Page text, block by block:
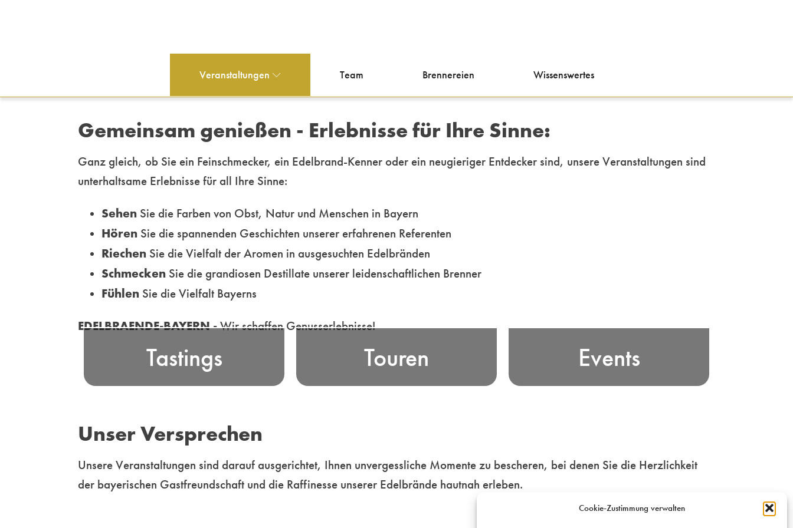
Cookie-Zustimmung verwalten
Veranstaltungen Team Brennereien Wissenswertes
Gemeinsam genießen - Erlebnisse für Ihre Sinne:
Ganz gleich, ob Sie ein Feinschmecker, ein Edelbrand-Kenner oder ein neugieriger Entdecker sind, unsere Veranstaltungen sind
unterhaltsame Erlebnisse für all Ihre Sinne:
Sehen Sie die Farben von Obst, Natur und Menschen in Bayern
Hören Sie die spannenden Geschichten unserer erfahrenen Referenten
Riechen Sie die Vielfalt der Aromen in ausgesuchten Edelbränden
Schmecken Sie die grandiosen Destillate unserer leidenschaftlichen Brenner
Fühlen Sie die Vielfalt Bayerns
EDELBRAENDE-BAYERN -Wir schaffen Genusserlebnisse!
Tastings
Nehmen Sie an unseren
in ausgewählten Locations oder
Mehr
Touren
Erfahren Sie die Essenz bayerischer
unterhaltsamen Genusstouren durch
Mehr
Events
Erleben Sie bayerische Edelbrand-
Kultur und unsere Freude am Feiern
in Bayern! Wir vermitteln und
organisieren Veranstaltungen für
Unser Versprechen
Unsere Veranstaltungen sind darauf ausgerichtet, Ihnen unvergessliche Momente zu bescheren, bei denen Sie die Herzlichkeit
der bayerischen Gastfreundschaft und die Raffinesse unserer Edelbrände hautnah erleben.